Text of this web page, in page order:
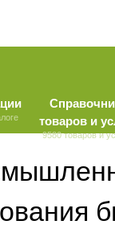
товаров и
9580 товаров и